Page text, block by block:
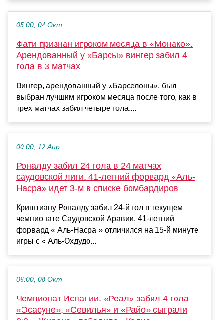
05:00, 04 Окт
Фати признан игроком месяца в «Монако».
Арендованный у «Барсы» вингер забил 4
гола в 3 матчах
Вингер, арендованный у «Барселоны», был
выбран лучшим игроком месяца после того, как в
трех матчах забил четыре гола....
00:00, 12 Апр
Роналду забил 24 гола в 24 матчах
саудовской лиги. 41-летний форвард «Аль-
Насра» идет 3-м в списке бомбардиров
Криштиану Роналду забил 24-й гол в текущем
чемпионате Саудовской Аравии. 41-летний
форвард « Аль-Насра » отличился на 15-й минуте
игры с « Аль-Охдудо...
06:00, 08 Окт
Чемпионат Испании. «Реал» забил 4 гола
«Осасуне», «Севилья» и «Райо» сыграли